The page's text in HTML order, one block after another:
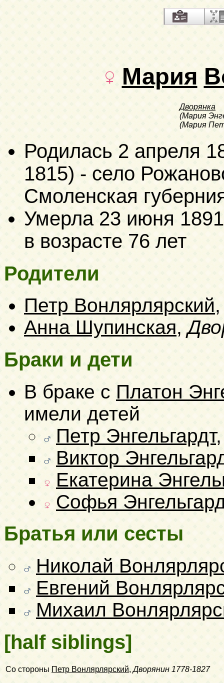
Мария
Дворянка
(Мария
(Мария
Родилась 2 апреля
1815) - село
Смоленская
Умерла 23 июня
в возрасте 76 лет
Родители
Петр Вонлярлярский
Анна Шупинская,
Браки и дети
В браке с Платон
имели детей
Петр Энгельгардт
Виктор
Екатерина
Софья
Братья или сесты
Николай
Евгений
Михаил
[half siblings]
Со стороны Петр Вонлярлярский,Дворянин 1778-1827